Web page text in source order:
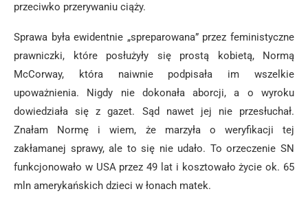
przeciwko przerywaniu ciąży.
Sprawa była ewidentnie „spreparowana” przez feministyczne
prawniczki, które posłużyły się prostą kobietą, Normą
McCorway, która naiwnie podpisała im wszelkie
upoważnienia. Nigdy nie dokonała aborcji, a o wyroku
dowiedziała się z gazet. Sąd nawet jej nie przesłuchał.
Znałam Normę i wiem, że marzyła o weryfikacji tej
zakłamanej sprawy, ale to się nie udało. To orzeczenie SN
funkcjonowało w USA przez 49 lat i kosztowało życie ok. 65
mln amerykańskich dzieci w łonach matek.